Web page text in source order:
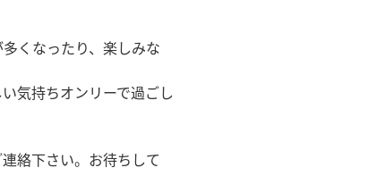
くなったり、楽しみな
気持ちオンリーで過ごし
絡下さい。お待ちして